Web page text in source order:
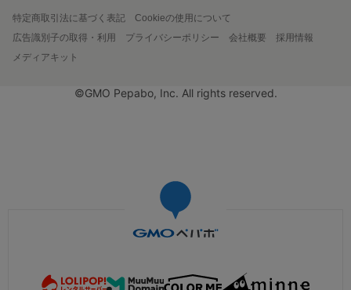
特定商取引法に基づく表記
Cookieの使用について
広告識別子の取得・利用
プライバシーポリシー 会社概要
採用情報
メディアキット
©GMO Pepabo, Inc. All rights reserved.